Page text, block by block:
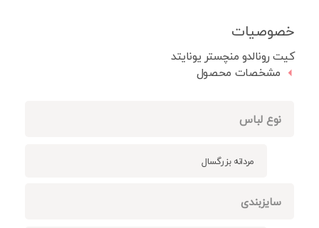
خصوصیات
کیت رونالدو منچستر یونایتد
مشخصات محصول
نوع لباس
مردانه بزرگسال
سایزبندی